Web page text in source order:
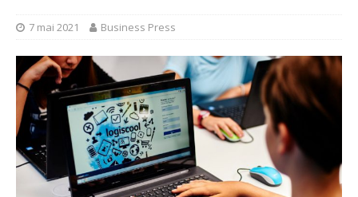
7 mai 2021 Business Press